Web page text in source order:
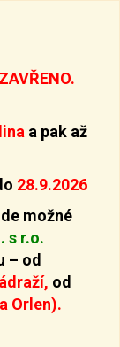
ZAVŘENO.
a pak až
28.9.2026
možné
s r.o.
– od
od
Orlen).